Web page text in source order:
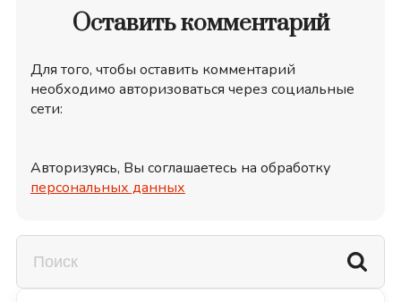
Оставить комментарий
Для того, чтобы оставить комментарий
необходимо авторизоваться через социальные
сети:
Авторизуясь, Вы соглашаетесь на обработку
персональных данных